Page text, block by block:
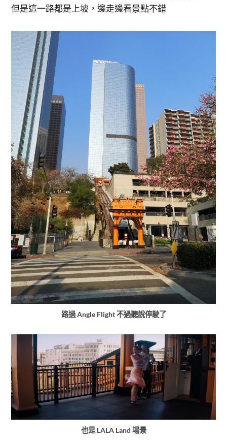
但是這一路都是上坡，邊走邊看景點不錯
路過 Angle Flight 不過聽說停駛了
也是 LALA Land 場景